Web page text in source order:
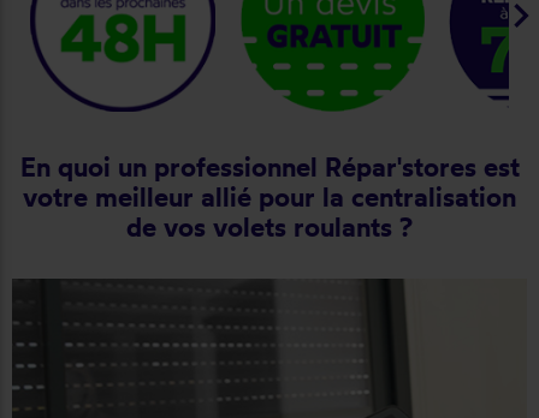
En quoi un professionnel Répar'stores est
votre meilleur allié pour la centralisation
de vos volets roulants ?